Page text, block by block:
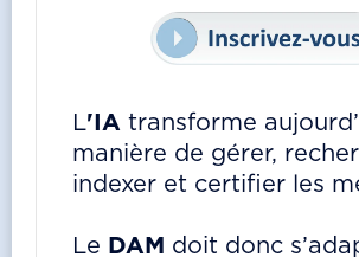
L'IA transforme
manière de gérer,
indexer et certifier les
Le DAM doit donc